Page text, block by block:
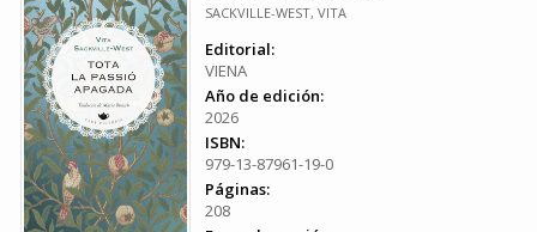
SACKVILLE-WEST, VITA
Editorial:
VIENA
Año de edición:
2026
ISBN:
979-13-87961-19-0
Páginas:
208